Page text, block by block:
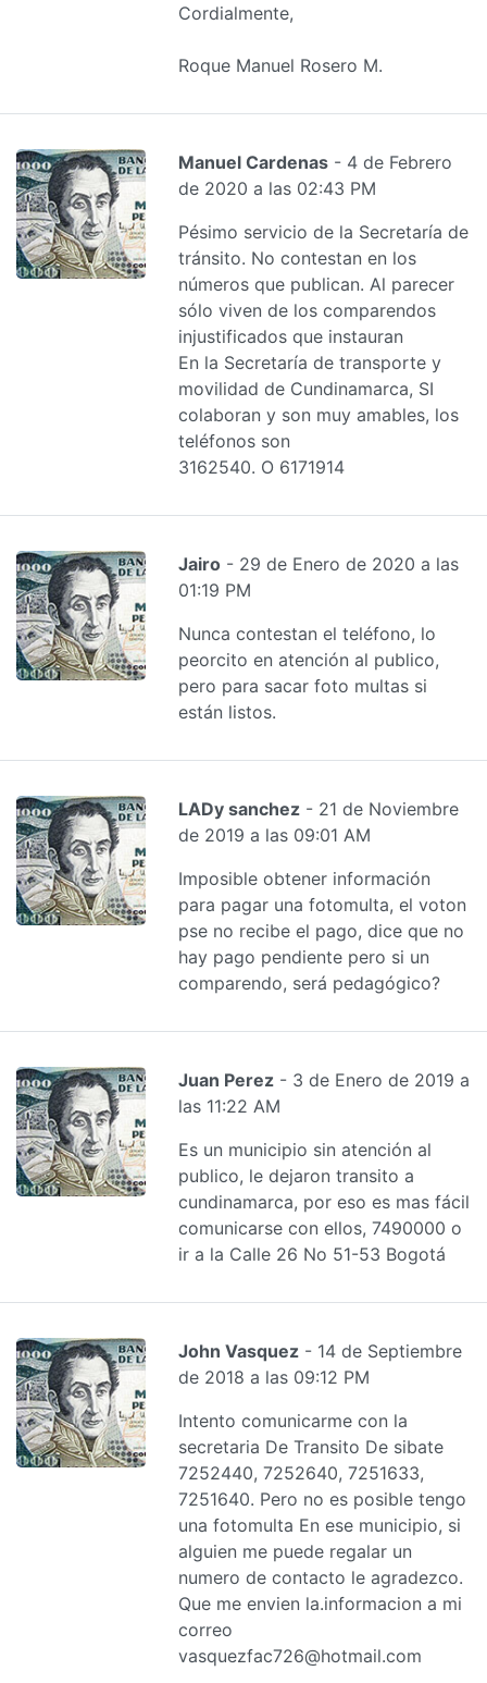
Cordialmente,
Roque Manuel Rosero M.
Manuel Cardenas - 4 de Febrero
de 2020 a las 02:43 PM
Pésimo servicio de la Secretaría de
tránsito. No contestan en los
números que publican. Al parecer
sólo viven de los comparendos
injustificados que instauran
En la Secretaría de transporte y
movilidad de Cundinamarca, SI
colaboran y son muy amables, los
teléfonos son
3162540. O 6171914
Jairo - 29 de Enero de 2020 a las
01:19 PM
Nunca contestan el teléfono, lo
peorcito en atención al publico,
pero para sacar foto multas si
están listos.
LADy sanchez - 21 de Noviembre
de 2019 a las 09:01 AM
Imposible obtener información
para pagar una fotomulta, el voton
pse no recibe el pago, dice que no
hay pago pendiente pero si un
comparendo, será pedagógico?
Juan Perez - 3 de Enero de 2019 a
las 11:22 AM
Es un municipio sin atención al
publico, le dejaron transito a
cundinamarca, por eso es mas fácil
comunicarse con ellos, 7490000 o
ir a la Calle 26 No 51-53 Bogotá
John Vasquez - 14 de Septiembre
de 2018 a las 09:12 PM
Intento comunicarme con la
secretaria De Transito De sibate
7252440, 7252640, 7251633,
7251640. Pero no es posible tengo
una fotomulta En ese municipio, si
alguien me puede regalar un
numero de contacto le agradezco.
Que me envien la.informacion a mi
correo
vasquezfac726@hotmail.com